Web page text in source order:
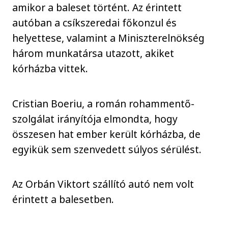
amikor a baleset történt. Az érintett
autóban a csíkszeredai főkonzul és
helyettese, valamint a Miniszterelnökség
három munkatársa utazott, akiket
kórházba vittek.
Cristian Boeriu, a román rohammentő-
szolgálat irányítója elmondta, hogy
összesen hat ember került kórházba, de
egyikük sem szenvedett súlyos sérülést.
Az Orbán Viktort szállító autó nem volt
érintett a balesetben.